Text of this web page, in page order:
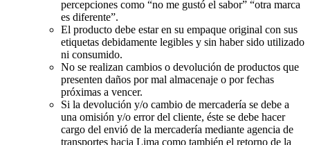
percepciones como “no me gustó el sabor” “otra marca
es diferente”.
El producto debe estar en su empaque original con sus
etiquetas debidamente legibles y sin haber sido utilizado
ni consumido.
No se realizan cambios o devolución de productos que
presenten daños por mal almacenaje o por fechas
próximas a vencer.
Si la devolución y/o cambio de mercadería se debe a
una omisión y/o error del cliente, éste se debe hacer
cargo del envió de la mercadería mediante agencia de
transportes hacia Lima como también el retorno de la